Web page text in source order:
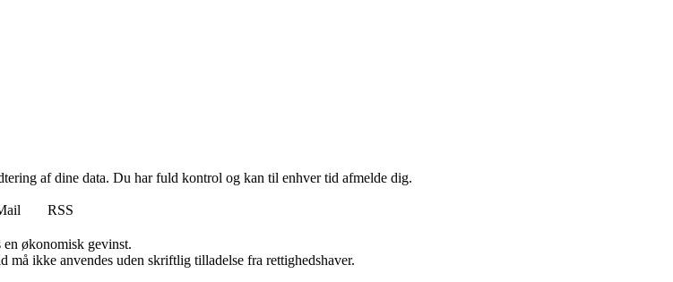
af dine data. Du har fuld kontrol og kan til enhver tid afmelde dig.
RSS
økonomisk gevinst.
ikke anvendes uden skriftlig tilladelse fra rettighedshaver.